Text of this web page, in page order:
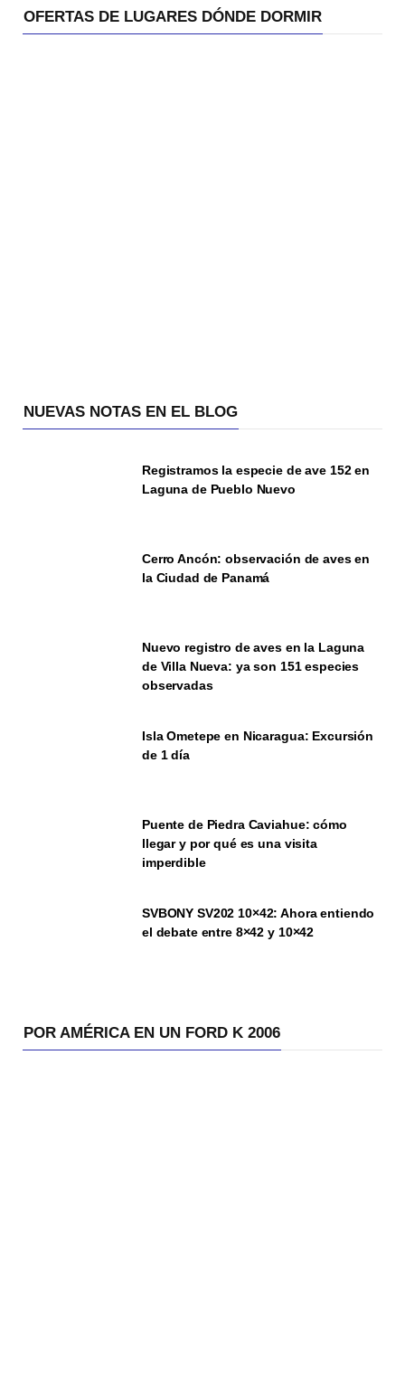
OFERTAS DE LUGARES DÓNDE DORMIR
NUEVAS NOTAS EN EL BLOG
Registramos la especie de ave 152 en
Laguna de Pueblo Nuevo
Cerro Ancón: observación de aves en
la Ciudad de Panamá
Nuevo registro de aves en la Laguna
de Villa Nueva: ya son 151 especies
observadas
Isla Ometepe en Nicaragua: Excursión
de 1 día
Puente de Piedra Caviahue: cómo
llegar y por qué es una visita
imperdible
SVBONY SV202 10×42: Ahora entiendo
el debate entre 8×42 y 10×42
POR AMÉRICA EN UN FORD K 2006